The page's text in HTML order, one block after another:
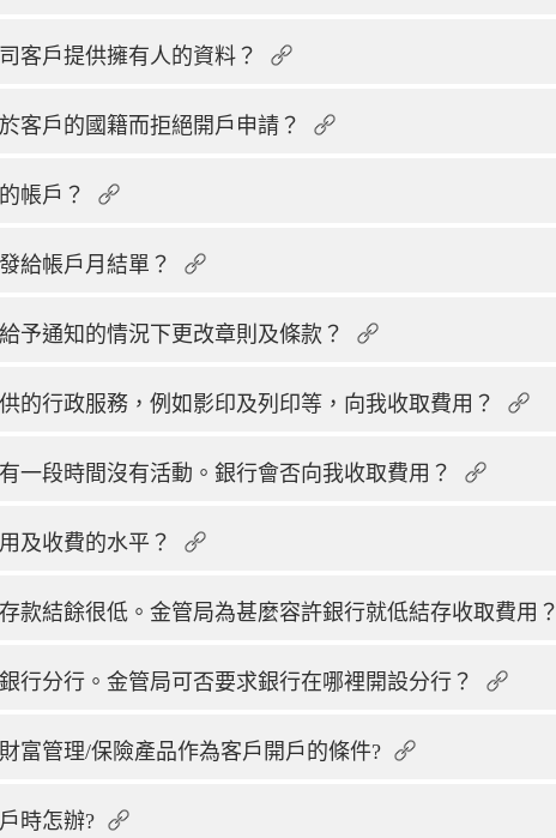
客戶提供擁有人的資料？
客戶的國籍而拒絕開戶申請？
帳戶？
給帳戶月結單？
予通知的情況下更改章則及條款？
的行政服務，例如影印及列印等，向我收取費用？
一段時間沒有活動。銀行會否向我收取費用？
及收費的水平？
款結餘很低。金管局為甚麼容許銀行就低結存收取費用？
行分行。金管局可否要求銀行在哪裡開設分行？
富管理/保險產品作為客戶開戶的條件?
時怎辦?